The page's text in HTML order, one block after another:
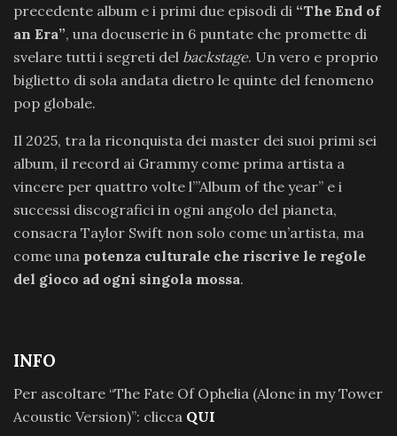
precedente album e i primi due episodi di “The End of
an Era”, una docuserie in 6 puntate che promette di
svelare tutti i segreti del backstage. Un vero e proprio
biglietto di sola andata dietro le quinte del fenomeno
pop globale.
Il 2025, tra la riconquista dei master dei suoi primi sei
album, il record ai Grammy come prima artista a
vincere per quattro volte l’”Album of the year” e i
successi discografici in ogni angolo del pianeta,
consacra Taylor Swift non solo come un’artista, ma
come una potenza culturale che riscrive le regole
del gioco ad ogni singola mossa.
INFO
Per ascoltare “The Fate Of Ophelia (Alone in my Tower
Acoustic Version)”: clicca QUI